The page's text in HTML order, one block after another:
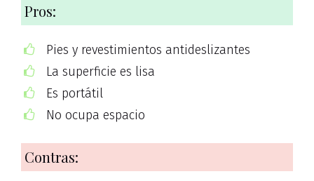
Pros:
Pies y revestimientos antideslizantes
La superficie es lisa
Es portátil
No ocupa espacio
Contras: